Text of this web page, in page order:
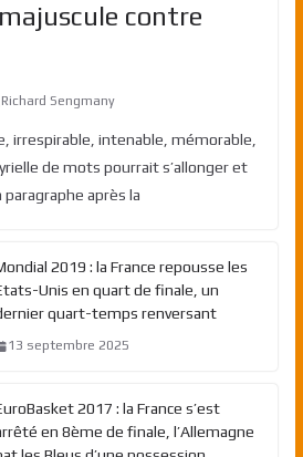
contre
Richard Sengmany
irrespirable, intenable, mémorable,
de mots pourrait s’allonger et
après la
2019 : la France repousse les
Unis en quart de finale, un
quart-temps renversant
13 septembre 2025
2017 : la France s’est
en 8ème de finale, l’Allemagne